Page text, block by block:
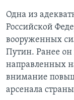
Learning English
СОЦИАЛЬНЫЕ СЕТИ
Одна из
Российской
вооруженных
Путин. Ранее он
направленных
внимание
арсенала